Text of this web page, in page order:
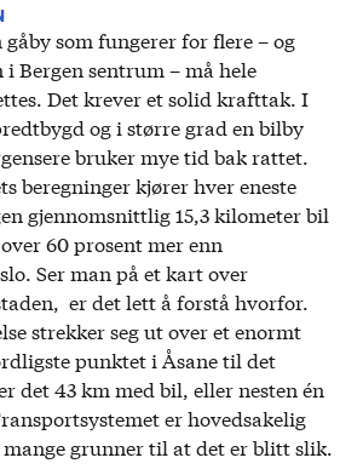
gåby som fungerer for flere – og
i Bergen sentrum – må hele
Det krever et solid krafttak. I
og i større grad en bilby
bruker mye tid bak rattet.
beregninger kjører hver eneste
gjennomsnittlig 15,3 kilometer bil
60 prosent mer enn
Ser man på et kart over
er det lett å forstå hvorfor.
strekker seg ut over et enormt
punktet i Åsane til det
det 43 km med bil, eller nesten én
er hovedsakelig
mange grunner til at det er blitt slik.